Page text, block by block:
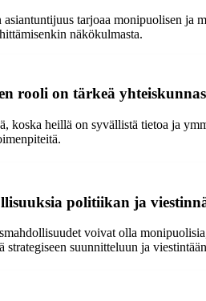
tarjoaa monipuolisen
näkökulmasta.
rooli on tärkeä
koska heillä on syvällistä tietoa ja
politiikan ja
voivat olla
suunnitteluun ja